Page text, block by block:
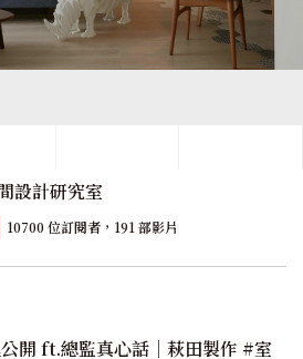
設計研究室
10700 位訂閱者，191 部影片
開 ft.總監真心話｜萩田製作 #室